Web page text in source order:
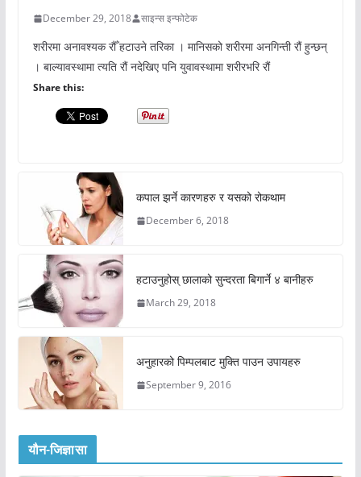
December 29, 2018 साइन्स इन्फोटेक
शरीरमा अनावश्यक रौँ हटाउने तरिका । मानिसको शरीरमा अनगिन्ती रौं हुन्छन्
। बाल्यावस्थामा त्यति रौं नदेखिए पनि युवावस्थामा शरीरभरि रौं
Share this:
कपाल झर्ने कारणहरु र यसको रोकथाम
December 6, 2018
हटाउनुहोस् छालाको सुन्दरता बिगार्ने ४ बानीहरु
March 29, 2018
अनुहारको पिम्पलबाट मुक्ति पाउन उपायहरु
September 9, 2016
यौन-जिज्ञासा